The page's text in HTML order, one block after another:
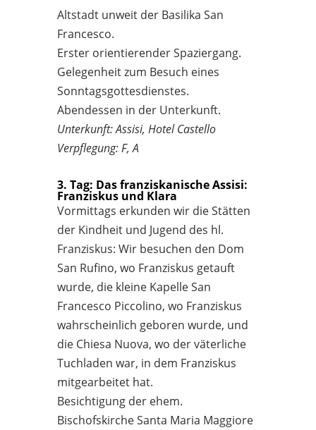
Altstadt unweit der Basilika San
Francesco.
Erster orientierender Spaziergang.
Gelegenheit zum Besuch eines
Sonntagsgottesdienstes.
Abendessen in der Unterkunft.
Unterkunft: Assisi, Hotel Castello
Verpflegung: F, A
3. Tag: Das franziskanische Assisi:
Franziskus und Klara
Vormittags erkunden wir die Stätten
der Kindheit und Jugend des hl.
Franziskus: Wir besuchen den Dom
San Rufino, wo Franziskus getauft
wurde, die kleine Kapelle San
Francesco Piccolino, wo Franziskus
wahrscheinlich geboren wurde, und
die Chiesa Nuova, wo der väterliche
Tuchladen war, in dem Franziskus
mitgearbeitet hat.
Besichtigung der ehem.
Bischofskirche Santa Maria Maggiore